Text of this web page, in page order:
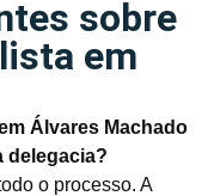
sobre
em
Álvares Machado
delegacia?
o processo. A